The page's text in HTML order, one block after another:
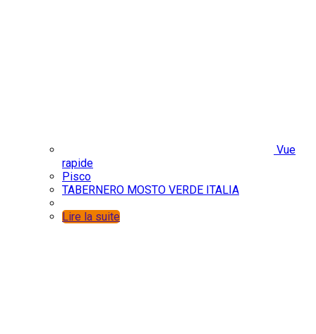
Vue
rapide
Pisco
TABERNERO MOSTO VERDE ITALIA
Lire la suite